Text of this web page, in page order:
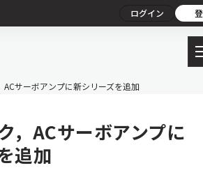
ログイン
ACサーボアンプに新シリーズを追加
，ACサーボアンプに
追加